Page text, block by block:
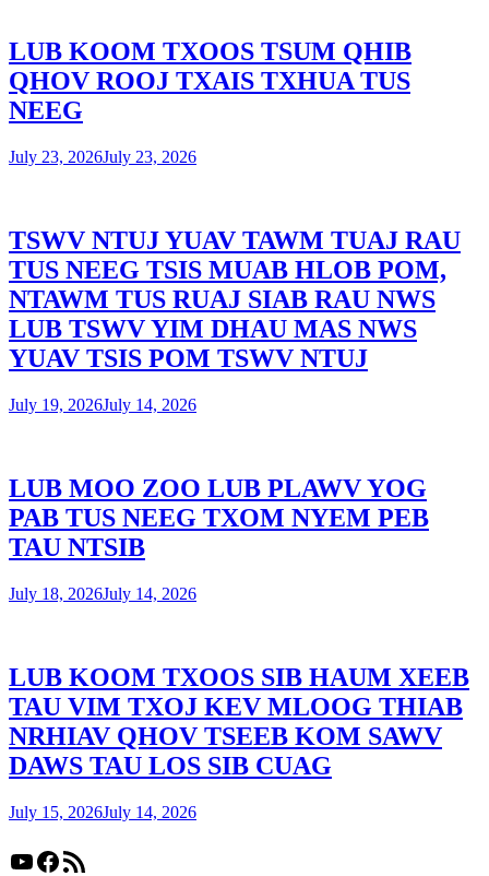
LUB KOOM TXOOS TSUM QHIB
QHOV ROOJ TXAIS TXHUA TUS
NEEG
July 23, 2026July 23, 2026
TSWV NTUJ YUAV TAWM TUAJ RAU
TUS NEEG TSIS MUAB HLOB POM,
NTAWM TUS RUAJ SIAB RAU NWS
LUB TSWV YIM DHAU MAS NWS
YUAV TSIS POM TSWV NTUJ
July 19, 2026July 14, 2026
LUB MOO ZOO LUB PLAWV YOG
PAB TUS NEEG TXOM NYEM PEB
TAU NTSIB
July 18, 2026July 14, 2026
LUB KOOM TXOOS SIB HAUM XEEB
TAU VIM TXOJ KEV MLOOG THIAB
NRHIAV QHOV TSEEB KOM SAWV
DAWS TAU LOS SIB CUAG
July 15, 2026July 14, 2026
YouTube
Facebook
RSS Feed